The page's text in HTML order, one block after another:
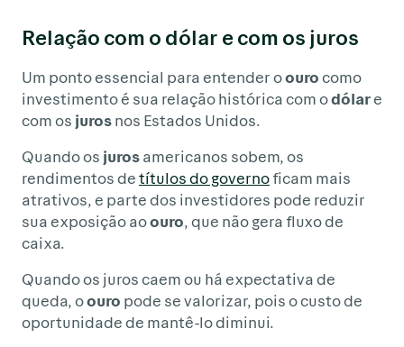
Relação com o dólar e com os juros
Um ponto essencial para entender oourocomo
investimento é sua relação histórica com odólare
com os jurosnos Estados Unidos.
Quando os jurosamericanos sobem, os
rendimentos detítulos do governoficam mais
atrativos, e parte dos investidores pode reduzir
sua exposição aoouro, que não gera fluxo de
caixa.
Quando os juros caem ou há expectativa de
queda, oouro pode se valorizar, pois o custo de
oportunidade de mantê-lo diminui.